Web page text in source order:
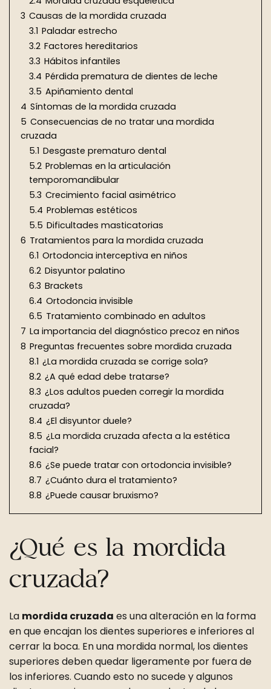
3 Causas de la mordida cruzada
3.1 Paladar estrecho
3.2 Factores hereditarios
3.3 Hábitos infantiles
3.4 Pérdida prematura de dientes de leche
3.5 Apiñamiento dental
4 Síntomas de la mordida cruzada
5 Consecuencias de no tratar una mordida
cruzada
5.1 Desgaste prematuro dental
5.2 Problemas en la articulación
temporomandibular
5.3 Crecimiento facial asimétrico
5.4 Problemas estéticos
5.5 Dificultades masticatorias
6 Tratamientos para la mordida cruzada
6.1 Ortodoncia interceptiva en niños
6.2 Disyuntor palatino
6.3 Brackets
6.4 Ortodoncia invisible
6.5 Tratamiento combinado en adultos
7 La importancia del diagnóstico precoz en niños
8 Preguntas frecuentes sobre mordida cruzada
8.1 ¿La mordida cruzada se corrige sola?
8.2 ¿A qué edad debe tratarse?
8.3 ¿Los adultos pueden corregir la mordida
cruzada?
8.4 ¿El disyuntor duele?
8.5 ¿La mordida cruzada afecta a la estética
facial?
8.6 ¿Se puede tratar con ortodoncia invisible?
8.7 ¿Cuánto dura el tratamiento?
8.8 ¿Puede causar bruxismo?
¿Qué es la mordida
cruzada?
La mordida cruzada es una alteración en la forma
en que encajan los dientes superiores e inferiores al
cerrar la boca. En una mordida normal, los dientes
superiores deben quedar ligeramente por fuera de
los inferiores. Cuando esto no sucede y algunos